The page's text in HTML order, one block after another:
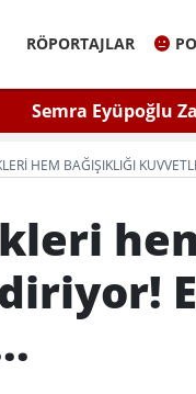
RÖPORTAJLAR
Semra Eyüpoğlu
HEM BAĞIŞIKLIĞI
hem